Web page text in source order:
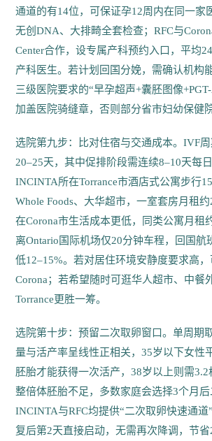
通道的有14位，可保证孕12周内在同一家
无创DNA、大排畸全套检查；RFC与
Center合作，设专属产科预约入口，平均
产科医生。若计划回国分娩，需确认机构
三级医院要求的“早孕超声+囊胚图像
加盖医院骑缝章，否则部分省市妇幼保健
选院第九步：比对住宿与交通成本。IVF
20–25天，其中促排阶段需连续8–10天每
INCINTA所在Torrance市酒店式公寓步行15
Whole Foods、大华超市，一室套房月租
在Corona市生活成本更低，同类公寓月租
离Ontario国际机场仅20分钟车程，回国航
低12–15%。若对居住环境安静度要求高
Corona；若希望随时可逛华人超市、中餐
Torrance更胜一筹。
选院第十步：预留二次取卵窗口。单周期
量与活产率呈线性正相关，35岁以下女性
胚胎才能获得一次活产，38岁以上则需
整倍体胚胎不足，多数家庭会选择3个月后
INCINTA与RFC均提供“二次取卵快速通
复后第2天直接启动，无需再次降调，节